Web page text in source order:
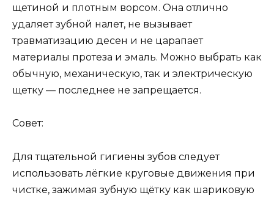
щетиной и плотным ворсом. Она отлично
удаляет зубной налет, не вызывает
травматизацию десен и не царапает
материалы протеза и эмаль. Можно выбрать как
обычную, механическую, так и электрическую
щетку — последнее не запрещается.
Совет:
Для тщательной гигиены зубов следует
использовать лёгкие круговые движения при
чистке, зажимая зубную щётку как шариковую